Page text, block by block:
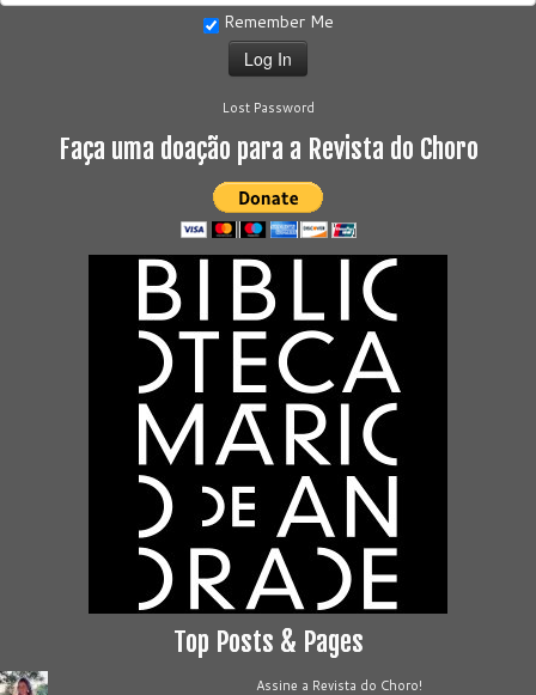
Remember Me
Lost Password
Faça uma doação para a Revista do Choro
Top Posts & Pages
Assine a Revista do Choro!